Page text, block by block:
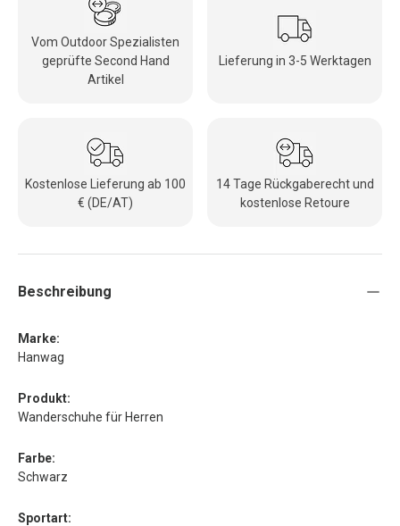
Vom Outdoor Spezialisten
geprüfte Second Hand
Artikel
Lieferung in 3-5 Werktagen
Kostenlose Lieferung ab 100
€ (DE/AT)
14 Tage Rückgaberecht und
kostenlose Retoure
Beschreibung
Marke:
Hanwag
Produkt:
Wanderschuhe für Herren
Farbe:
Schwarz
Sportart: